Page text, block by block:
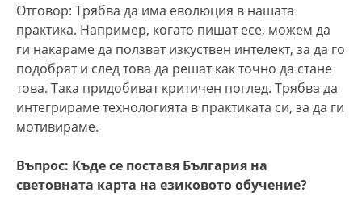
Отговор: Трябва да има еволюция в нашата
практика. Например, когато пишат есе, можем да
ги накараме да ползват изкуствен интелект, за да го
подобрят и след това да решат как точно да стане
това. Така придобиват критичен поглед. Трябва да
интегрираме технологията в практиката си, за да ги
мотивираме.
Въпрос: Къде се поставя България на
световната карта на езиковото обучение?